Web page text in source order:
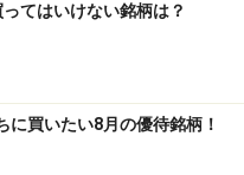
な成績と言えるでしょ
から早めに注目してお
被るリスクが低くなる
ってはいけない銘柄は？
に買いたい8月の優待銘柄！